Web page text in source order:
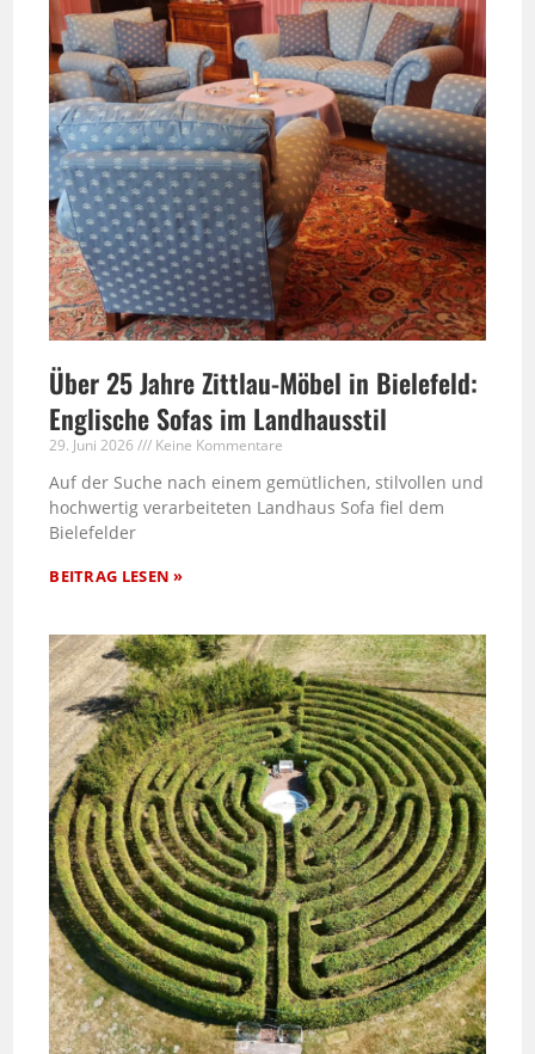
Über 25 Jahre Zittlau-Möbel in Bielefeld:
Englische Sofas im Landhausstil
29. Juni 2026 Keine Kommentare
Auf der Suche nach einem gemütlichen, stilvollen und
hochwertig verarbeiteten Landhaus Sofa fiel dem
Bielefelder
BEITRAG LESEN »